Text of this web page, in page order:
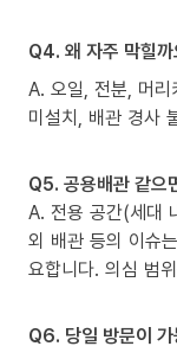
Q4. 왜 자주 막힐
A. 오일, 전분, 머
미설치, 배관 경사
Q5. 공용배관 같으
A. 전용 공간(세대
외 배관 등의 이슈
요합니다. 의심 범
Q6. 당일 방문이